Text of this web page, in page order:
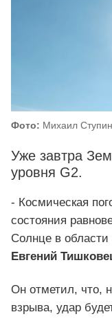
Фото: Михаил Ступин
Уже завтра
уровня G2.
- Космическая
состояния
Солнце в
Евгений
Он отметил, что,
взрыва, удар